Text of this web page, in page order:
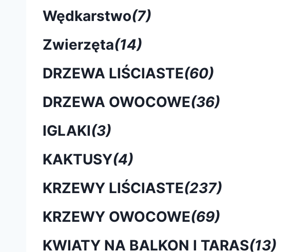
Wędkarstwo(7)
Zwierzęta(14)
DRZEWA LIŚCIASTE(60)
DRZEWA OWOCOWE(36)
IGLAKI(3)
KAKTUSY(4)
KRZEWY LIŚCIASTE(237)
KRZEWY OWOCOWE(69)
KWIATY NA BALKON I TARAS(13)